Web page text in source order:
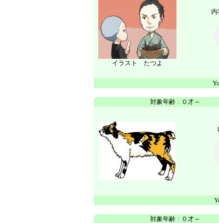
イラスト たつよ
内
対象年齢 : ０才～
対象年齢 : ０才～